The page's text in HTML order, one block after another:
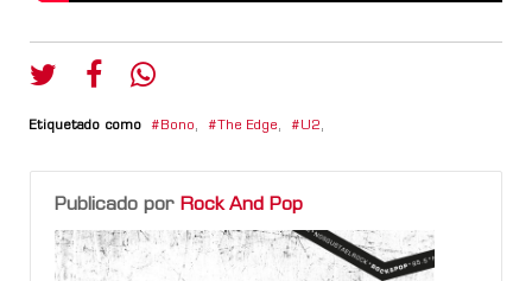
Etiquetado como Bono, The Edge, U2,
Publicado por Rock And Pop